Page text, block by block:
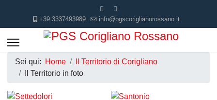
+39 3337493989 info@pgscoriglianorossano.it
Sei qui: Home
Il Territorio di Corigliano
Il Territorio in foto